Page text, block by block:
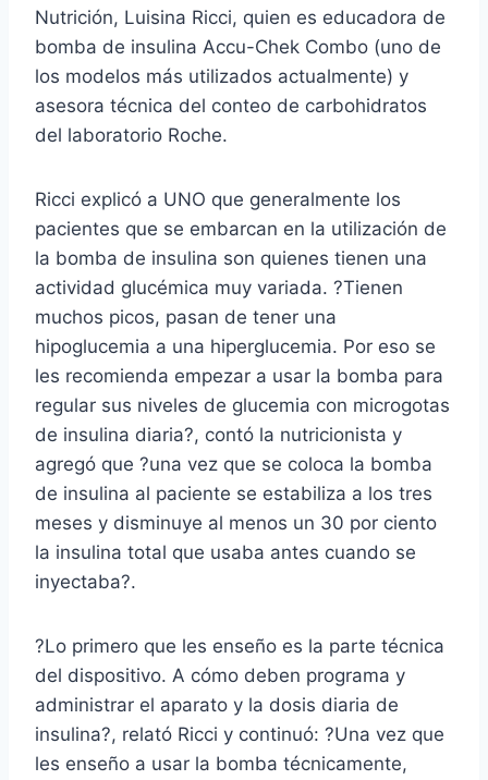
Nutrición, Luisina Ricci, quien es educadora de
bomba de insulina Accu-Chek Combo (uno de
los modelos más utilizados actualmente) y
asesora técnica del conteo de carbohidratos
del laboratorio Roche.
Ricci explicó a UNO que generalmente los
pacientes que se embarcan en la utilización de
la bomba de insulina son quienes tienen una
actividad glucémica muy variada. ?Tienen
muchos picos, pasan de tener una
hipoglucemia a una hiperglucemia. Por eso se
les recomienda empezar a usar la bomba para
regular sus niveles de glucemia con microgotas
de insulina diaria?, contó la nutricionista y
agregó que ?una vez que se coloca la bomba
de insulina al paciente se estabiliza a los tres
meses y disminuye al menos un 30 por ciento
la insulina total que usaba antes cuando se
inyectaba?.
?Lo primero que les enseño es la parte técnica
del dispositivo. A cómo deben programa y
administrar el aparato y la dosis diaria de
insulina?, relató Ricci y continuó: ?Una vez que
les enseño a usar la bomba técnicamente,